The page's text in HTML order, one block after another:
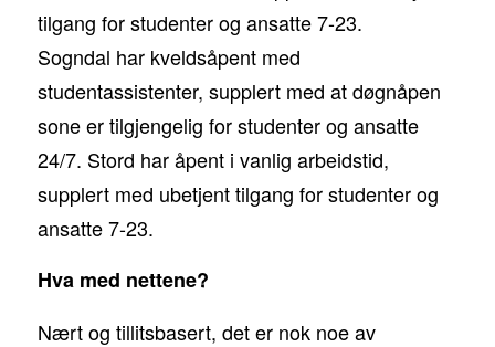
tilgang for studenter og ansatte 7-23.
Sogndal har kveldsåpent med
studentassistenter, supplert med at døgnåpen
sone er tilgjengelig for studenter og ansatte
24/7. Stord har åpent i vanlig arbeidstid,
supplert med ubetjent tilgang for studenter og
ansatte 7-23.
Hva med nettene?
Nært og tillitsbasert, det er nok noe av